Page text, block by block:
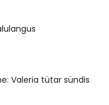
Valeria tütar sündis